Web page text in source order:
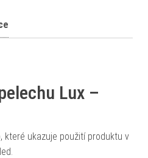
Lux –
které ukazuje použití produktu v